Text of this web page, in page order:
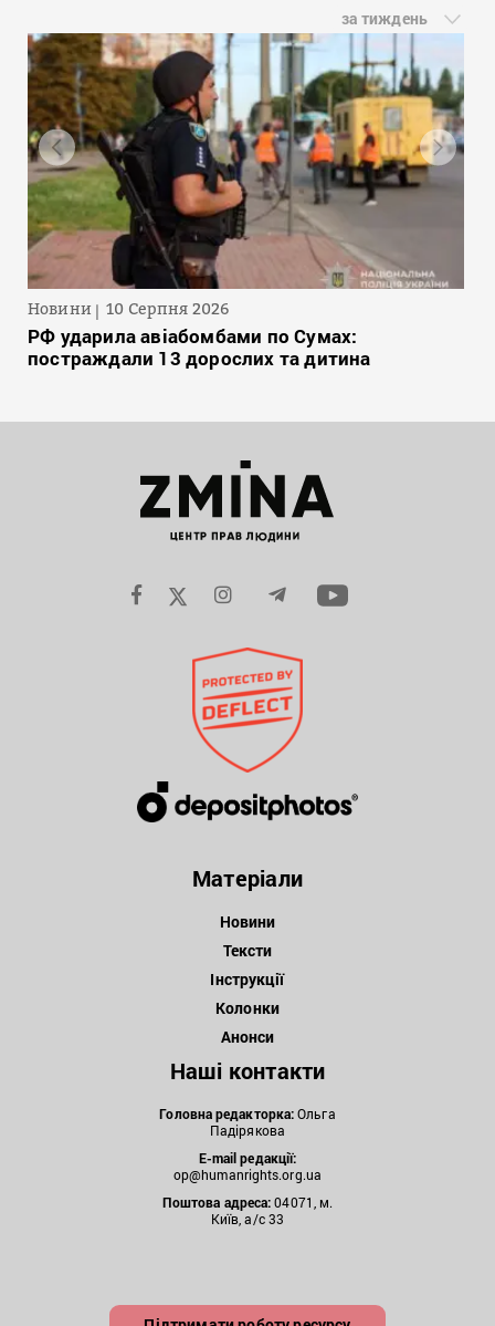
за тиждень
Новини 10 Серпня 2026
РФ ударила авіабомбами по Сумах:
постраждали 13 дорослих та дитина
Матеріали
Новини
Тексти
Інструкції
Колонки
Анонси
Наші контакти
Головна редакторка:Ольга
Падірякова
E-mail редакції:
op@humanrights.org.ua
Поштова адреса:04071, м.
Київ, а/с 33